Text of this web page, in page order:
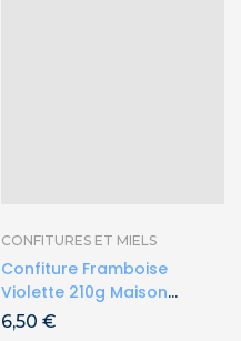
CONFITURES ET MIELS
Confiture Framboise
Violette 210g Maison
Laurino
6,50 €